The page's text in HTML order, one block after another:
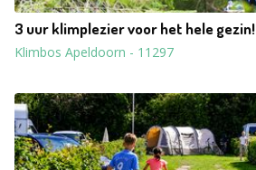
3 uur klimplezier voor het hele gezin!
Klimbos Apeldoorn - 11297